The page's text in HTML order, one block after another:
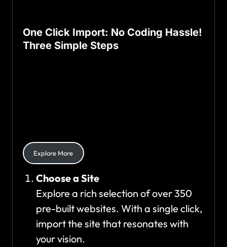
One Click Import: No Coding Hassle!
Three Simple Steps
Explore More
Choose a Site
Explore a rich selection of over 350
pre-built websites. With a single click,
import the site that resonates with
your vision.